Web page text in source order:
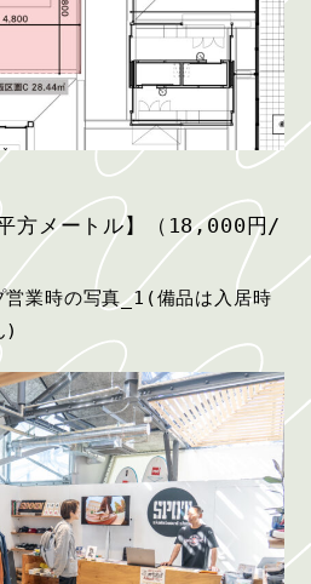
方メートル】（18,000円/
営業時の写真_1(備品は入居時
)